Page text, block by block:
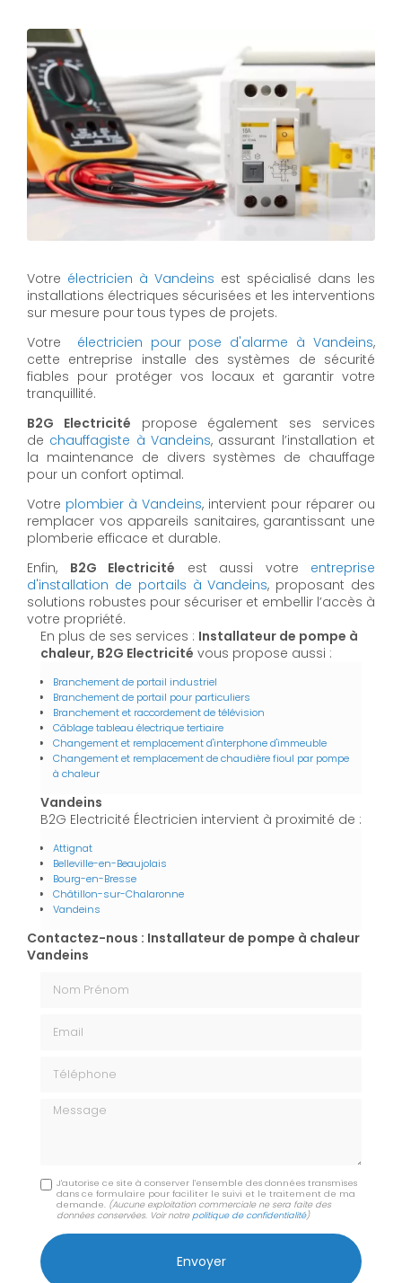
Votre électricien à Vandeins est spécialisé dans les
installations électriques sécurisées et les interventions
sur mesure pour tous types de projets.
Votre électricien pour pose d'alarme à Vandeins,
cette entreprise installe des systèmes de sécurité
fiables pour protéger vos locaux et garantir votre
tranquillité.
B2G Electricité propose également ses services
de chauffagiste à Vandeins, assurant l’installation et
la maintenance de divers systèmes de chauffage
pour un confort optimal.
Votre plombier à Vandeins, intervient pour réparer ou
remplacer vos appareils sanitaires, garantissant une
plomberie efficace et durable.
Enfin, B2G Electricité est aussi votre entreprise
d'installation de portails à Vandeins, proposant des
solutions robustes pour sécuriser et embellir l’accès à
votre propriété.
En plus de ses services : Installateur de pompe à
chaleur, B2G Electricité vous propose aussi :
Branchement de portail industriel
Branchement de portail pour particuliers
Branchement et raccordement de télévision
Câblage tableau électrique tertiaire
Changement et remplacement d'interphone d'immeuble
Changement et remplacement de chaudière fioul par pompe
à chaleur
Vandeins
B2G Electricité Électricien intervient à proximité de :
Attignat
Belleville-en-Beaujolais
Bourg-en-Bresse
Châtillon-sur-Chalaronne
Vandeins
Contactez-nous : Installateur de pompe à chaleur
Vandeins
Message
J'autorise ce site à conserver l'ensemble des données transmises
dans ce formulaire pour faciliter le suivi et le traitement de ma
demande. (Aucune exploitation commerciale ne sera faite des
données conservées. Voir notrepolitique de confidentialité)